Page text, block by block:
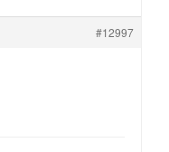
#12997